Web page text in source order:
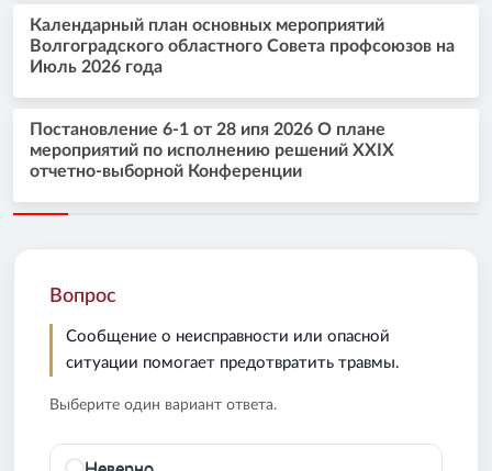
Календарный план основных мероприятий
Волгоградского областного Совета профсоюзов на
Июль 2026 года
Постановление 6-1 от 28 ипя 2026 О плане
мероприятий по исполнению решений XXIX
отчетно-выборной Конференции
Вопрос
Сообщение о неисправности или опасной
ситуации помогает предотвратить травмы.
Выберите один вариант ответа.